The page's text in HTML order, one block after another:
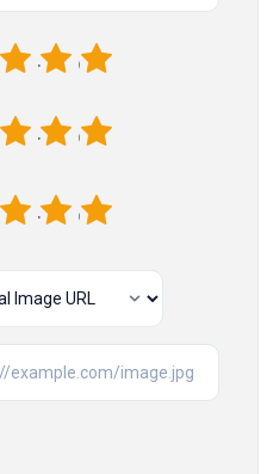
5
4
5
4
5
4